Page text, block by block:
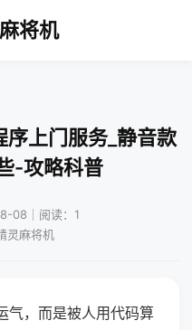
将机
上门服务_静音款
-攻略科普
08｜阅读：1
灵麻将机
气，而是被人用代码算